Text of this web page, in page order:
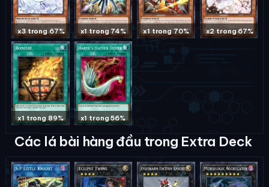
x3 trong 67% x1 trong 74% x1 trong 70% x2 trong 67%
x1 trong 89% x1 trong 56%
Các lá bài hàng đầu trong Extra Deck